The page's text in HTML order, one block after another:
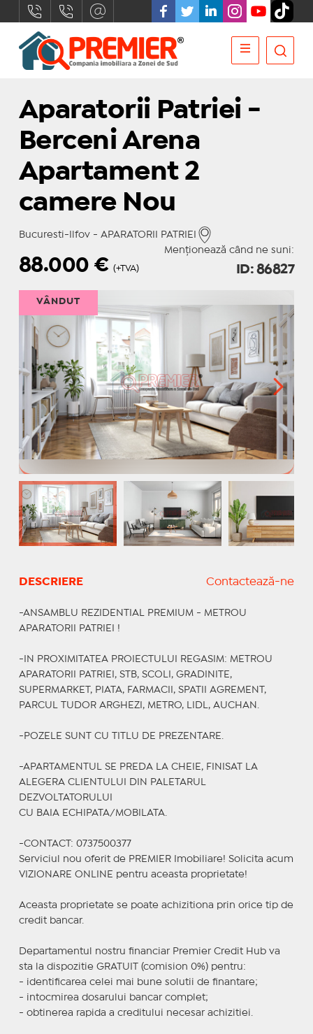
Aparatorii Patriei -
Berceni Arena
Apartament 2
camere Nou
Bucuresti-Ilfov - APARATORII PATRIEI
Menționează când ne suni:
88.000€ (+TVA) ID: 86827
VÂNDUT
DESCRIERE Contactează-ne
-ANSAMBLU REZIDENTIAL PREMIUM - METROU
APARATORII PATRIEI !
-IN PROXIMITATEA PROIECTULUI REGASIM: METROU
APARATORII PATRIEI, STB, SCOLI, GRADINITE,
SUPERMARKET, PIATA, FARMACII, SPATII AGREMENT,
PARCUL TUDOR ARGHEZI, METRO, LIDL, AUCHAN.
-POZELE SUNT CU TITLU DE PREZENTARE.
-APARTAMENTUL SE PREDA LA CHEIE, FINISAT LA
ALEGERA CLIENTULUI DIN PALETARUL
DEZVOLTATORULUI
CU BAIA ECHIPATA/MOBILATA.
-CONTACT: 0737500377
Serviciul nou oferit de PREMIER Imobiliare! Solicita acum
VIZIONARE ONLINE pentru aceasta proprietate!
Aceasta proprietate se poate achizitiona prin orice tip de
credit bancar.
Departamentul nostru financiar Premier Credit Hub va
sta la dispozitie GRATUIT (comision 0%) pentru:
- identificarea celei mai bune solutii de finantare;
- intocmirea dosarului bancar complet;
- obtinerea rapida a creditului necesar achizitiei.